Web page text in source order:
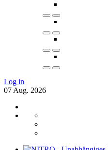
Log in
07 Aug. 2026